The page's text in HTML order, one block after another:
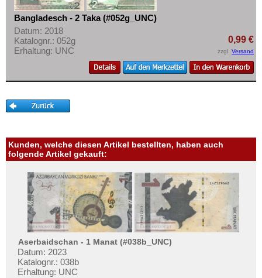
Südkorea
Syrien
Tadschikistan
Thailand
Timor
Turkmenistan
Vereinigte Arabische Emirate
Vietnam Süd
Bangladesch - 2 Taka (#052g_UNC)
Datum: 2018
Katalognr.: 052g
Erhaltung: UNC
0,99 €
zzgl. Versand
Kunden, welche diesen Artikel bestellten, haben auch
folgende Artikel gekauft:
Aserbaidschan - 1 Manat (#038b_UNC)
Datum: 2023
Katalognr.: 038b
Erhaltung: UNC